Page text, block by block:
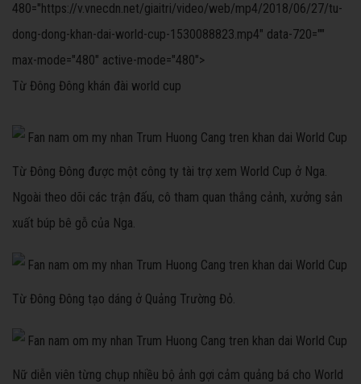
480="https://v.vnecdn.net/giaitri/video/web/mp4/2018/06/27/tu-
dong-dong-khan-dai-world-cup-1530088823.mp4" data-720=""
max-mode="480" active-mode="480">
Từ Đông Đông khán đài world cup
Từ Đông Đông được một công ty tài trợ xem World Cup ở Nga.
Ngoài theo dõi các trận đấu, cô tham quan thắng cảnh, xưởng sản
xuất búp bê gỗ của Nga.
Từ Đông Đông tạo dáng ở Quảng Trường Đỏ.
Nữ diễn viên từng chụp nhiều bộ ảnh gợi cảm quảng bá cho World